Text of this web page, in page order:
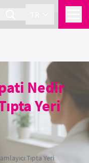
Nedir
Yeri
Tıpta Yeri